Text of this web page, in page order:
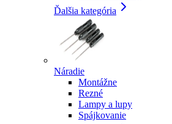
Ďalšia kategória
Náradie
Montážne
Rezné
Lampy a lupy
Spájkovanie